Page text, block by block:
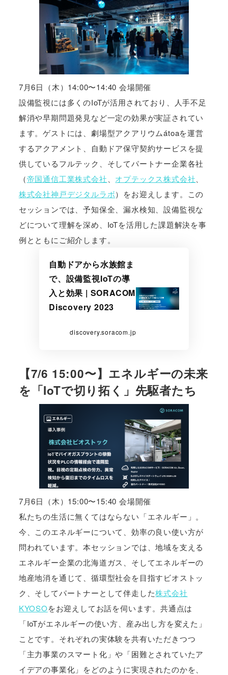
7月6日（木）14:00〜14:40 会場開催
設備監視には多くのIoTが活用されており、人手不足
解消や早期問題発見など一定の効果が実証されてい
ます。ゲストには、劇場型アクアリウムátoaを運営
するアクアメント、自動ドア保守契約サービスを提
供しているフルテック、そしてパートナー企業各社
（帝国通信工業株式会社 オプテックス株式会社
株式会社神戸デジタルラボ）をお迎えします。この
セッションでは、予知保全、漏水検知、設備監視な
どについて理解を深め、IoTを活用した課題解決を事
例とともにご紹介します。
自動ドアから水族館ま
で、設備監視IoTの導
入と効果 | SORACOM
Discovery 2023
discovery.soracom.jp
【7/6 15:00〜】エネルギーの未来
を「IoTで切り拓く」先駆者たち
7月6日（木）15:00〜15:40 会場開催
私たちの生活に無くてはならない「エネルギー」。
今、このエネルギーについて、効率の良い使い方が
問われています。本セッションでは、地域を支える
エネルギー企業の北海道ガス、そしてエネルギーの
地産地消を通じて、循環型社会を目指すビオストッ
ク、そしてパートナーとして伴走した株式会社
KYOSOをお迎えしてお話を伺います。共通点は
「IoTがエネルギーの使い方、産み出し方を変えた」
ことです。それぞれの実体験を共有いただきつつ
「主力事業のスマート化」や「困難とされていたア
イデアの事業化」をどのように実現されたのかを、